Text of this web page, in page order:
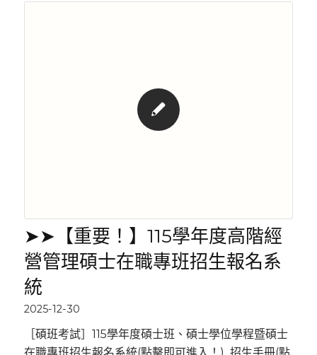
➤➤【重要！】115學年度高階經
營管理碩士在職專班招生報名系
統
2025-12-30
［碩班考試］115學年度碩士班、碩士學位學程暨碩士